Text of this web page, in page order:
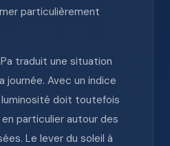
particulièrement
traduit une situation
journée. Avec un indice
luminosité doit toutefois
particulier autour des
Le lever du soleil à